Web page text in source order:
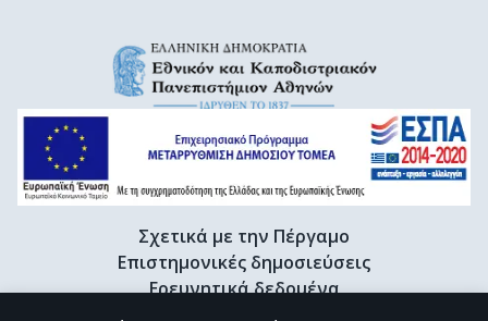
Σχετικά με την Πέργαμο
Επιστημονικές δημοσιεύσεις
Ερευνητικά δεδομένα
Διδακτορικές διατριβές & Γκρίζα βιβλιογραφία